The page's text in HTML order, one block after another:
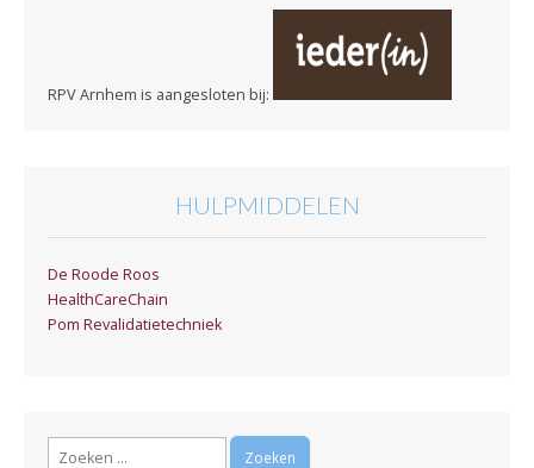
RPV Arnhem is aangesloten bij:
HULPMIDDELEN
De Roode Roos
HealthCareChain
Pom Revalidatietechniek
Zoeken